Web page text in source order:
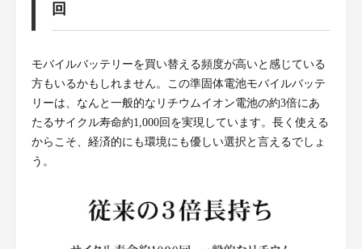
回
モバイルバッテリーを買い替える頻度が高いと感じている
方もいるかもしれません。この準固体電池モバイルバッテ
リーは、なんと一般的なリチウムイオン電池の約3倍にあ
たるサイクル寿命約1,000回を実現しています。長く使える
からこそ、経済的にも環境にも優しい選択と言えるでしょ
う。